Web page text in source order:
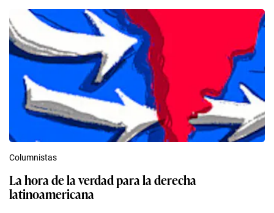
Columnistas
La hora de la verdad para la derecha
latinoamericana